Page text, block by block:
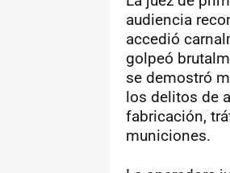
audiencia
accedió
golpeó
se demostró
los delitos de
fabricación,
municiones.